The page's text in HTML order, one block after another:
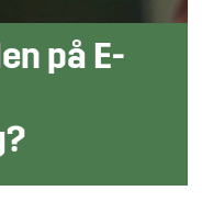
på E-